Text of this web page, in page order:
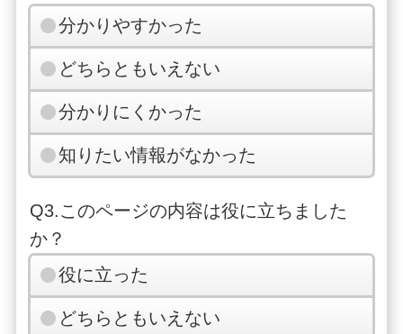
分かりやすかった
どちらともいえない
分かりにくかった
知りたい情報がなかった
Q3.このページの内容は役に立ちました
か？
役に立った
どちらともいえない